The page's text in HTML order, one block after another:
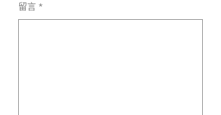
留言 *